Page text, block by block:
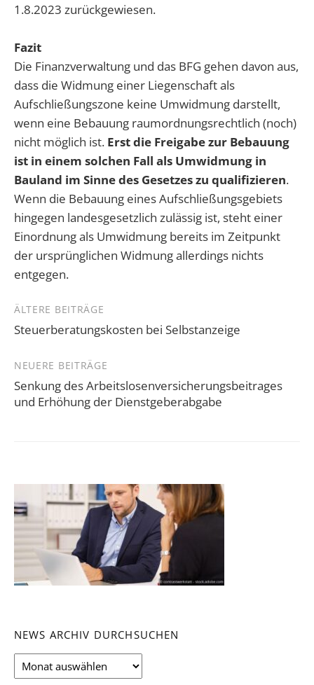
1.8.2023 zurückgewiesen.
Fazit
Die Finanzverwaltung und das BFG gehen davon aus,
dass die Widmung einer Liegenschaft als
Aufschließungszone keine Umwidmung darstellt,
wenn eine Bebauung raumordnungsrechtlich (noch)
nicht möglich ist. Erst die Freigabe zur Bebauung
ist in einem solchen Fall als Umwidmung in
Bauland im Sinne des Gesetzes zu qualifizieren.
Wenn die Bebauung eines Aufschließungsgebiets
hingegen landesgesetzlich zulässig ist, steht einer
Einordnung als Umwidmung bereits im Zeitpunkt
der ursprünglichen Widmung allerdings nichts
entgegen.
Beitragsnavigation
ÄLTERE BEITRÄGE
Steuerberatungskosten bei Selbstanzeige
NEUERE BEITRÄGE
Senkung des Arbeitslosenversicherungsbeitrages
und Erhöhung der Dienstgeberabgabe
NEWS ARCHIV DURCHSUCHEN
News
Archiv